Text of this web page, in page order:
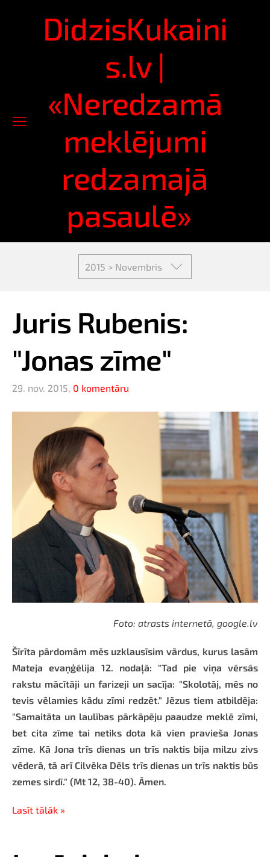
DidzisKukaini
s.lv |
«Neredzamā
meklējumi
redzamajā
pasaulē»
2015 > Novembris
Juris Rubenis:
"Jonas zīme"
29. nov. 2015, 0 komentāru
Foto: atrasts internetā, google.lv
Šīrīta pārdomām mēs uzklausīsim vārdus, kurus lasām
Mateja evaņģēlija 12. nodaļā: "Tad pie viņa vērsās
rakstu mācītāji un farizeji un sacīja: "Skolotāj, mēs no
tevis vēlamies kādu zīmi redzēt." Jēzus tiem atbildēja:
"Samaitāta un laulības pārkāpēju paaudze meklē zīmi,
bet cita zīme tai netiks dota kā vien pravieša Jonas
zīme. Kā Jona trīs dienas un trīs naktis bija milzu zivs
vēderā, tā arī Cilvēka Dēls trīs dienas un trīs naktis būs
zemes sirdī." (Mt 12, 38-40). Āmen.
Lasīt tālāk »